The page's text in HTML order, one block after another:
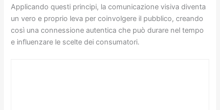
Applicando questi principi, la comunicazione visiva diventa
un vero e proprio leva per coinvolgere il pubblico, creando
così una connessione autentica che può durare nel tempo
e influenzare le scelte dei consumatori.